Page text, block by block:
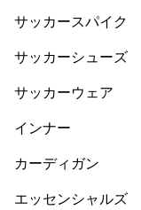
サッカースパイク
サッカーシューズ
サッカーウェア
インナー
カーディガン
エッセンシャルズ